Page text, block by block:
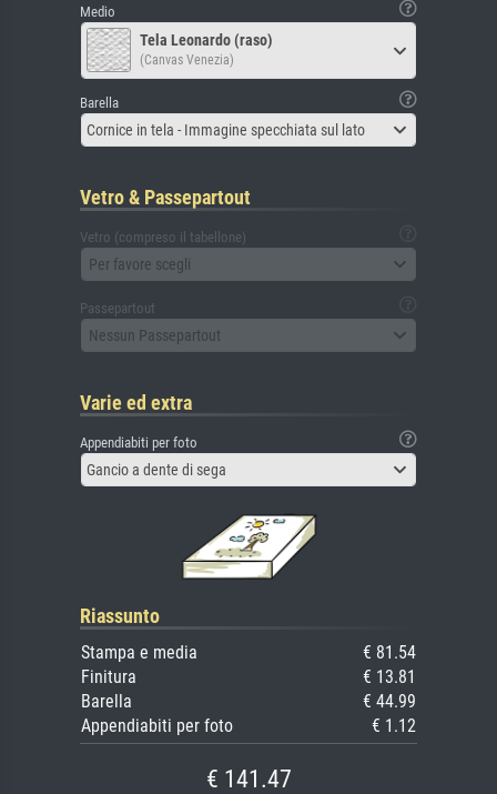
Medio
Tela Leonardo (raso)
(Canvas Venezia)
Barella
Cornice in tela - Immagine specchiata sul lato
Vetro & Passepartout
Vetro (compreso il tabellone)
Per favore scegli
Passepartout
Nessun Passepartout
Varie ed extra
Appendiabiti per foto
Gancio a dente di sega
Riassunto
Stampa e media
€ 81.54
Finitura
€ 13.81
Barella
€ 44.99
Appendiabiti per foto
€ 1.12
€ 141.47